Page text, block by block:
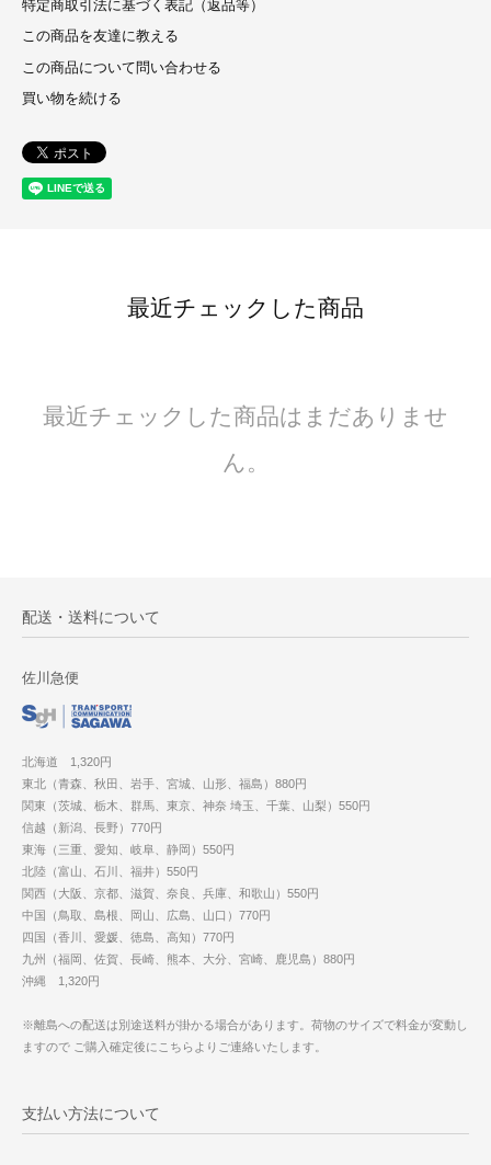
特定商取引法に基づく表記（返品等）
この商品を友達に教える
この商品について問い合わせる
買い物を続ける
最近チェックした商品
最近チェックした商品はまだありませ
ん。
配送・送料について
佐川急便
北海道 1,320円
東北（青森、秋田、岩手、宮城、山形、福島）880円
関東（茨城、栃木、群馬、東京、神奈 埼玉、千葉、山梨）550円
信越（新潟、長野）770円
東海（三重、愛知、岐阜、静岡）550円
北陸（富山、石川、福井）550円
関西（大阪、京都、滋賀、奈良、兵庫、和歌山）550円
中国（鳥取、島根、岡山、広島、山口）770円
四国（香川、愛媛、徳島、高知）770円
九州（福岡、佐賀、長崎、熊本、大分、宮崎、鹿児島）880円
沖縄 1,320円
※離島への配送は別途送料が掛かる場合があります。荷物のサイズで料金が変動し
ますので ご購入確定後にこちらよりご連絡いたします。
支払い方法について